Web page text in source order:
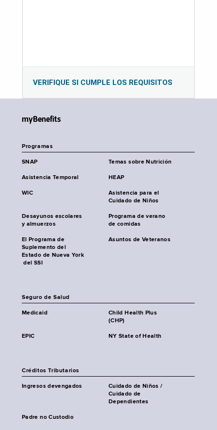
VERIFIQUE SI CUMPLE LOS REQUISITOS
myBenefits
Programas
SNAP Temas sobre Nutrición
Asistencia Temporal HEAP
WIC
Asistencia para el
Cuidado de Niños
Desayunos escolares
y almuerzos
Programa de verano
de comidas
El Programa de
Suplemento del
Estado de Nueva York
del SSI
Asuntos de Veteranos
Seguro de Salud
Medicaid
Child Health Plus
(CHP)
EPIC NY State of Health
Créditos Tributarios
Ingresos devengados
Cuidado de Niños /
Cuidado de
Dependientes
Padre no Custodio